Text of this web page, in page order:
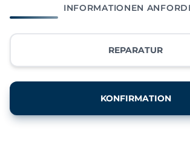
INFORMATIONEN
REPARATUR
KONFIRMATION